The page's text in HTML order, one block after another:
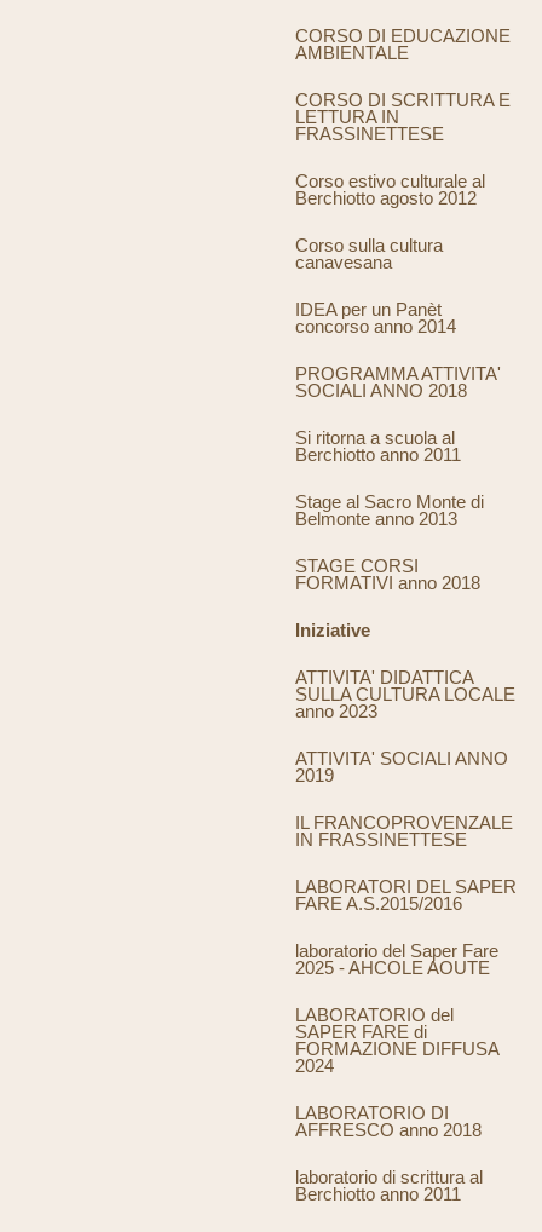
CORSO DI EDUCAZIONE
AMBIENTALE
CORSO DI SCRITTURA E
LETTURA IN
FRASSINETTESE
Corso estivo culturale al
Berchiotto agosto 2012
Corso sulla cultura
canavesana
IDEA per un Panèt
concorso anno 2014
PROGRAMMA ATTIVITA'
SOCIALI ANNO 2018
Si ritorna a scuola al
Berchiotto anno 2011
Stage al Sacro Monte di
Belmonte anno 2013
STAGE CORSI
FORMATIVI anno 2018
Iniziative
ATTIVITA' DIDATTICA
SULLA CULTURA LOCALE
anno 2023
ATTIVITA' SOCIALI ANNO
2019
IL FRANCOPROVENZALE
IN FRASSINETTESE
LABORATORI DEL SAPER
FARE A.S.2015/2016
laboratorio del Saper Fare
2025 - AHCOLE AOUTE
LABORATORIO del
SAPER FARE di
FORMAZIONE DIFFUSA
2024
LABORATORIO DI
AFFRESCO anno 2018
laboratorio di scrittura al
Berchiotto anno 2011